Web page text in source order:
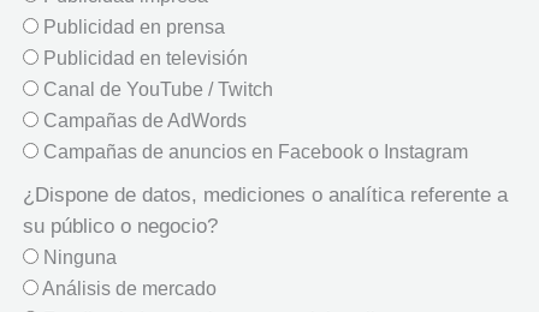
Publicidad en prensa
Publicidad en televisión
Canal de YouTube / Twitch
Campañas de AdWords
Campañas de anuncios en Facebook o Instagram
¿Dispone de datos, mediciones o analítica referente a
su público o negocio?
Ninguna
Análisis de mercado